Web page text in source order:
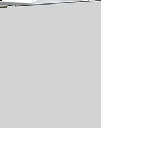
-